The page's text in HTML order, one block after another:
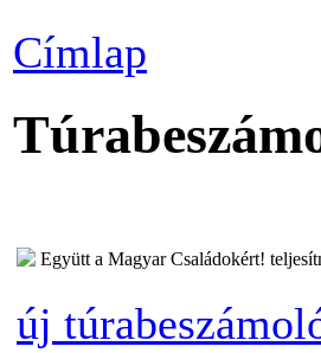
Címlap
Együtt a Magyar Családokért!
új